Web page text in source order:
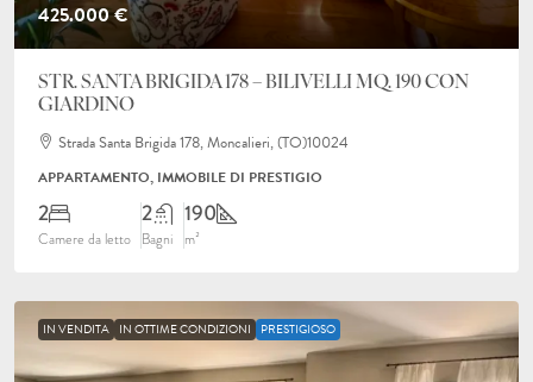
425.000 €
STR. SANTA BRIGIDA 178 – BILIVELLI MQ. 190 CON
GIARDINO
Strada Santa Brigida 178, Moncalieri, (TO)10024
APPARTAMENTO, IMMOBILE DI PRESTIGIO
2
Camere da letto
2
Bagni
190
m²
IN VENDITA IN OTTIME CONDIZIONI PRESTIGIOSO